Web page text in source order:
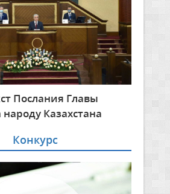
Послания Главы
народу Казахстана
Конкурс